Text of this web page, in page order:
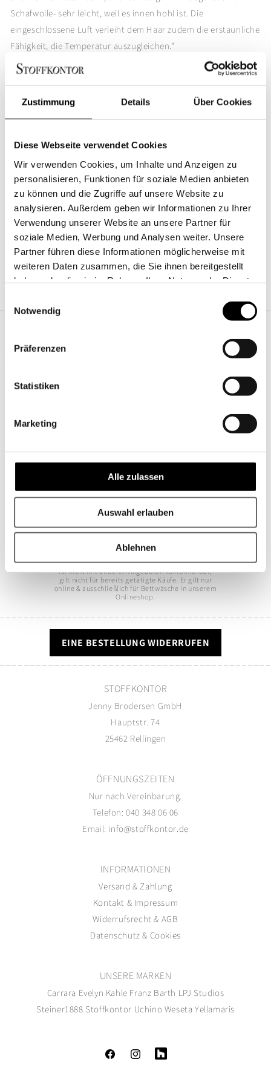
Zustimmung Details Über Cookies
Diese Webseite verwendet Cookies
Wir verwenden Cookies, um Inhalte und Anzeigen zu
personalisieren, Funktionen für soziale Medien anbieten
zu können und die Zugriffe auf unsere Website zu
analysieren. Außerdem geben wir Informationen zu Ihrer
Verwendung unserer Website an unsere Partner für
soziale Medien, Werbung und Analysen weiter. Unsere
Partner führen diese Informationen möglicherweise mit
weiteren Daten zusammen, die Sie ihnen bereitgestellt
haben oder die sie im Rahmen Ihrer Nutzung der Dienste
Notwendig
Präferenzen
Statistiken
Marketing
Alle zulassen
Auswahl erlauben
Ablehnen
Schafwolle- sehr leicht, weil es innen hohl ist. Die
eingeschlossene Luft verleiht dem Haar zudem die erstaunliche
Fähigkeit, die Temperatur auszugleichen.“
Eigenschaften:
50% Merinowolle, 50% Alpaka
150 x 190 cm
Nicht in der Maschine waschbar
Share
BLEIBEN SIE AUF DEM LAUFENDEN
Melden Sie sich für unseren Newsletter an und erhalten Sie 10 EUR
* Der Code kann nur einmal verwendet werden,
ist nicht mit anderen Angeboten kombinierbar,
gilt nicht für bereits getätigte Käufe. Er gilt nur
online & ausschließlich für Bettwäsche in unserem
Onlineshop.
EINE BESTELLUNG WIDERRUFEN
STOFFKONTOR
Jenny Brodersen GmbH
Hauptstr. 74
25462 Rellingen
ÖFFNUNGSZEITEN
Nur nach Vereinbarung.
Telefon: 040 348 06 06
Email: info@stoffkontor.de
INFORMATIONEN
Versand & Zahlung
Kontakt & Impressum
Widerrufsrecht & AGB
Datenschutz & Cookies
UNSERE MARKEN
Carrara Evelyn Kahle Franz Barth LPJ Studios
Steiner1888 Stoffkontor Uchino Weseta Yellamaris
FacebookInstagram
Tumblr